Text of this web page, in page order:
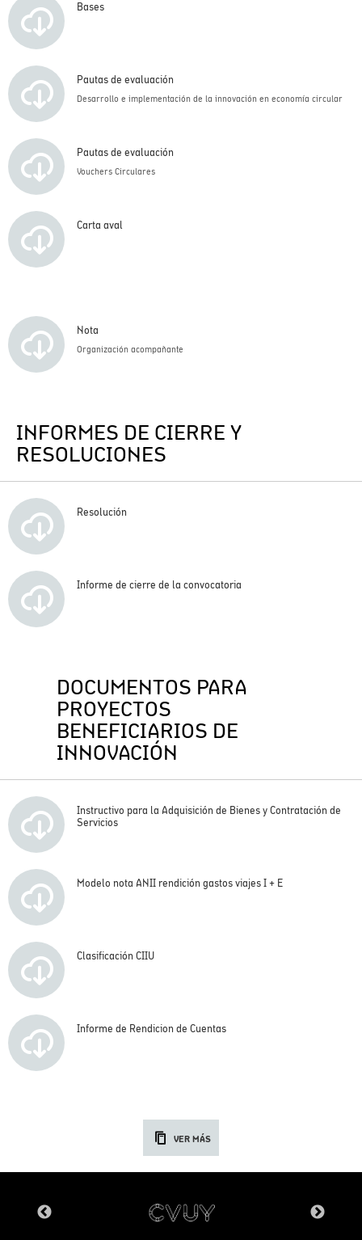
Bases
Pautas de evaluación
Desarrollo e implementación de la innovación en economía circular
Pautas de evaluación
Vouchers Circulares
Carta aval
Nota
Organización acompañante
INFORMES DE CIERRE Y
RESOLUCIONES
Resolución
Informe de cierre de la convocatoria
DOCUMENTOS PARA
PROYECTOS
BENEFICIARIOS DE
INNOVACIÓN
Instructivo para la Adquisición de Bienes y Contratación de
Servicios
Modelo nota ANII rendición gastos viajes I + E
Clasificación CIIU
Informe de Rendicion de Cuentas
VER MÁS